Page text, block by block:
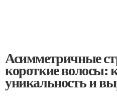
Асимметричные
короткие волосы:
уникальность и